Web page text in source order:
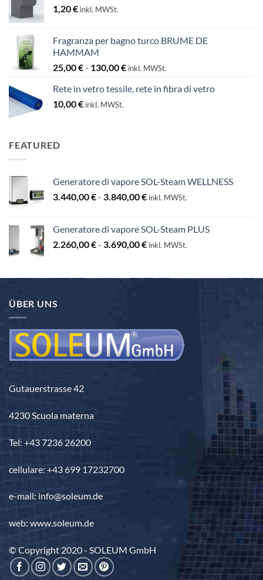
1,20€ inkl. MWSt.
Fragranza per bagno turco BRUME DE
HAMMAM
25,00€- 130,00€Fascia
prezzo:
inkl. MWSt.
Rete in vetro tessile, rete in fibra di vetro
10,00€ inkl. MWSt.
FEATURED
Generatore di vapore SOL-Steam WELLNESS
3.440,00€- 3.840,00€Fascia
da
3.440,00 €
inkl. MWSt.
Generatore di vapore SOL-Steam PLUS
2.260,00€- 3.690,00€Fascia
da
inkl. MWSt.
ÜBER UNS
Gutauerstrasse 42
4230 Scuola materna
Tel: +43 7236 26200
cellulare: +43 699 17232700
e-mail: info@soleum.de
web: www.soleum.de
© Copyright 2020 - SOLEUM GmbH